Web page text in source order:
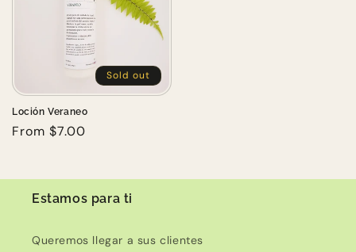
Sold out
Loción Veraneo
Regular
From $7.00
Estamos para ti
Queremos llegar a sus clientes